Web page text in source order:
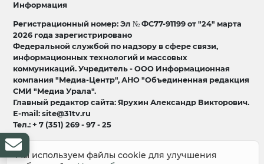
Информация
Регистрационный номер: Эл № ФС77-91199 от "24" марта
2026 года зарегистрировано
Федеральной службой по надзору в сфере связи,
информационных технологий и массовых
коммуникаций. Учредитель - ООО Информационная
компания "Медиа-Центр", АНО "Объединенная редакция
СМИ "Медиа Урала".
Главный редактор сайта: Ярухин Александр Викторович.
E-mail: site@31tv.ru
Тел.: + 7 (351) 269 - 97 - 25
18+
Мы используем файлы cookie для улучшения